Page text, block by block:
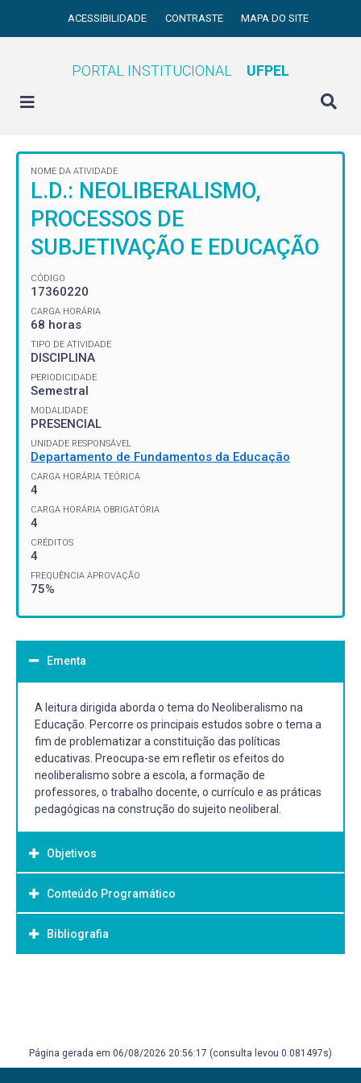
ACESSIBILIDADE CONTRASTE MAPA DO SITE
PORTAL INSTITUCIONAL UFPEL
NOME DA ATIVIDADE
L.D.: NEOLIBERALISMO,
PROCESSOS DE
SUBJETIVAÇÃO E EDUCAÇÃO
CÓDIGO
17360220
CARGA HORÁRIA
68 horas
TIPO DE ATIVIDADE
DISCIPLINA
PERIODICIDADE
Semestral
MODALIDADE
PRESENCIAL
UNIDADE RESPONSÁVEL
Departamento de Fundamentos da Educação
CARGA HORÁRIA TEÓRICA
4
CARGA HORÁRIA OBRIGATÓRIA
4
CRÉDITOS
4
FREQUÊNCIA APROVAÇÃO
75%
Ementa
A leitura dirigida aborda o tema do Neoliberalismo na
Educação. Percorre os principais estudos sobre o tema a
fim de problematizar a constituição das políticas
educativas. Preocupa-se em refletir os efeitos do
neoliberalismo sobre a escola, a formação de
professores, o trabalho docente, o currículo e as práticas
pedagógicas na construção do sujeito neoliberal.
Objetivos
Objetivo Geral:
Conteúdo Programático
1. Neoliberalismo 20 horas-aula
2. Sujeito neoliberal 24 horas-aula
Bibliografia
DARDOT, Pierre.; LAVAL, Christian. A nova razão do
Página gerada em 06/08/2026 20:56:17 (consulta levou 0.081497s)